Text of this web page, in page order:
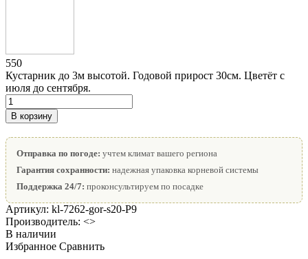
550
Кустарник до 3м высотой. Годовой прирост 30см. Цветёт с
июля до сентября.
В корзину
Отправка по погоде: учтем климат вашего региона
Гарантия сохранности: надежная упаковка корневой системы
Поддержка 24/7: проконсультируем по посадке
Артикул: kl-7262-gor-s20-P9
Производитель: <>
В наличии
Избранное Сравнить